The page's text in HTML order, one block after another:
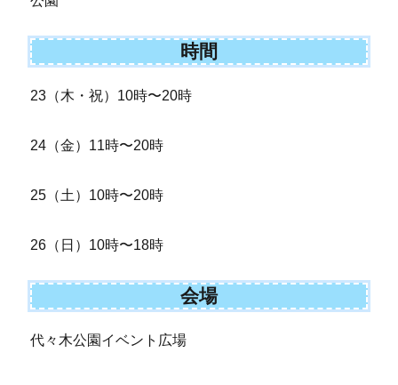
時間
23（木・祝）10時〜20時
24（金）11時〜20時
25（土）10時〜20時
26（日）10時〜18時
会場
代々木公園イベント広場